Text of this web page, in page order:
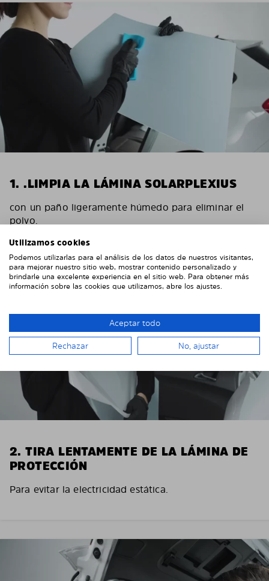
1. .LIMPIA LA LÁMINA SOLARPLEXIUS
con un paño ligeramente húmedo para eliminar el
polvo.
2. TIRA LENTAMENTE DE LA LÁMINA DE
PROTECCIÓN
Para evitar la electricidad estática.
Utilizamos cookies
Podemos utilizarlas para el análisis de los datos de nuestros visitantes,
para mejorar nuestro sitio web, mostrar contenido personalizado y
brindarle una excelente experiencia en el sitio web. Para obtener más
información sobre las cookies que utilizamos, abre los ajustes.
Aceptar todo
Rechazar No, ajustar